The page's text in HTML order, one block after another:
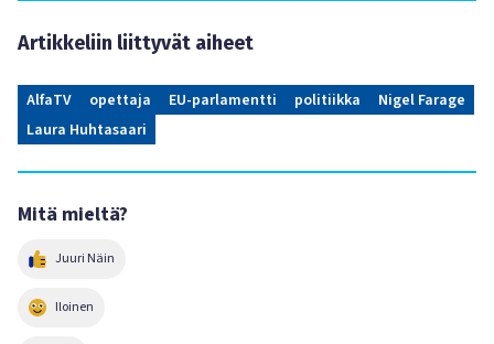
Artikkeliin liittyvät aiheet
AlfaTV opettaja EU-parlamentti politiikka
Nigel Farage
Laura Huhtasaari
Mitä mieltä?
Juuri Näin
Iloinen